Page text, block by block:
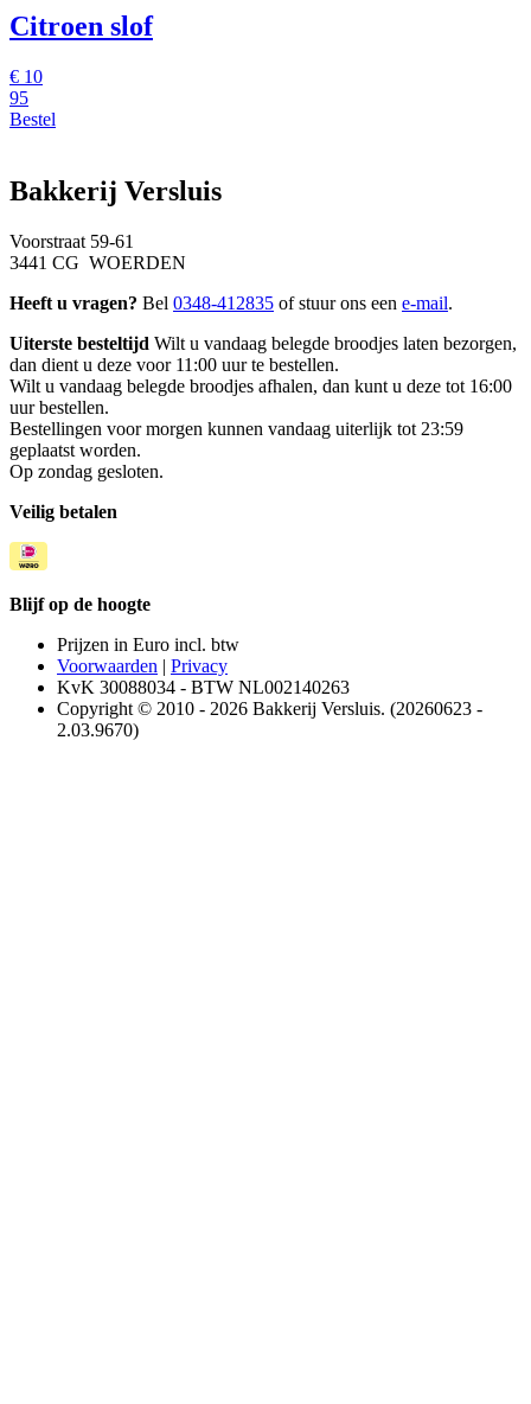
Citroen slof
€ 10
95
Bestel
Bakkerij Versluis
Voorstraat 59-61
3441 CG WOERDEN
Heeft u vragen? Bel 0348-412835 of stuur ons een e-mail.
Uiterste besteltijd Wilt u vandaag belegde broodjes laten bezorgen,
dan dient u deze voor 11:00 uur te bestellen.
Wilt u vandaag belegde broodjes afhalen, dan kunt u deze tot 16:00
uur bestellen.
Bestellingen voor morgen kunnen vandaag uiterlijk tot 23:59
geplaatst worden.
Op zondag gesloten.
Veilig betalen
Blijf op de hoogte
Prijzen in Euro incl. btw
Voorwaarden | Privacy
KvK 30088034 - BTW NL002140263
Copyright © 2010 - 2026 Bakkerij Versluis. (20260623 -
2.03.9670)